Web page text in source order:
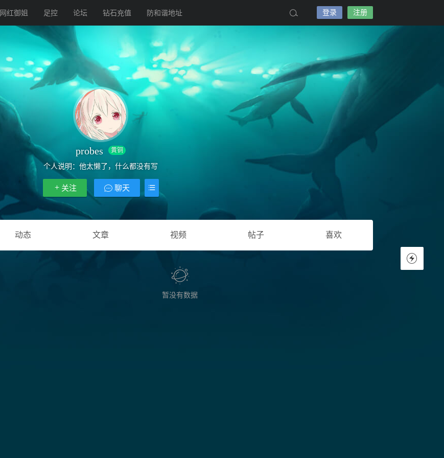
网红御姐 足控 论坛 钻石充值 防和谐地址 登录 注册
probes 黄铜
个人说明：他太懒了，什么都没有写
关注 聊天
动态 文章 视频 帖子 喜欢
暂没有数据